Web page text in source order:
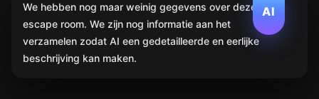
AI
We hebben nog maar weinig gegevens over deze
escape room. We zijn nog informatie aan het
verzamelen zodat AI een gedetailleerde en eerlijke
beschrijving kan maken.